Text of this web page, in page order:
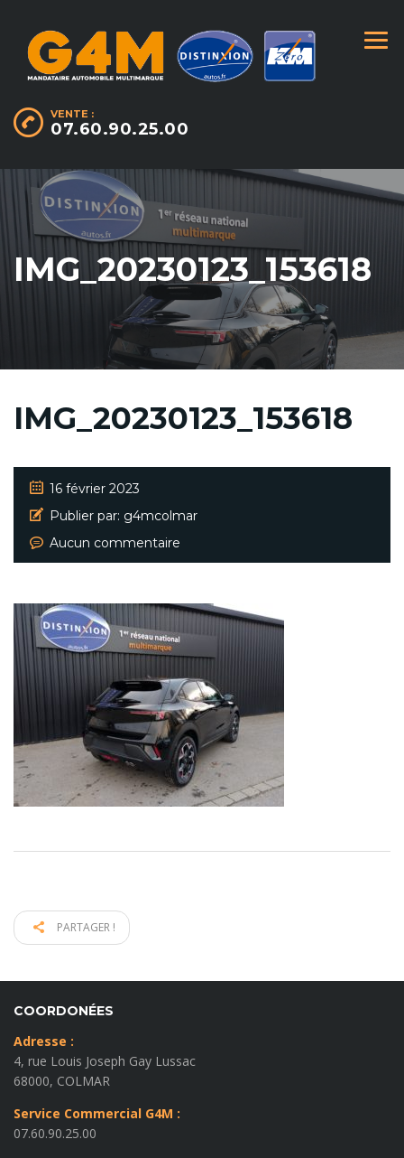
VENTE :
07.60.90.25.00
IMG_20230123_153618
IMG_20230123_153618
16 février 2023
Publier par: g4mcolmar
Aucun commentaire
PARTAGER !
COORDONÉES
Adresse :
4, rue Louis Joseph Gay Lussac
68000, COLMAR
Service Commercial G4M :
07.60.90.25.00